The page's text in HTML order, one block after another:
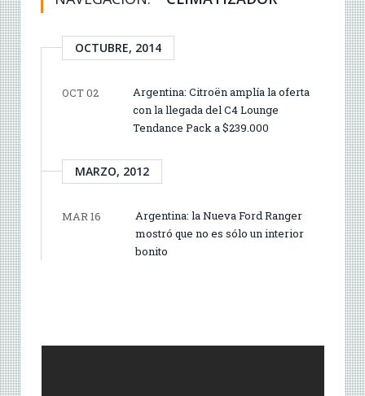
OCTUBRE, 2014
OCT 02
Argentina: Citroën amplía la oferta
con la llegada del C4 Lounge
Tendance Pack a $239.000
MARZO, 2012
MAR 16
Argentina: la Nueva Ford Ranger
mostró que no es sólo un interior
bonito